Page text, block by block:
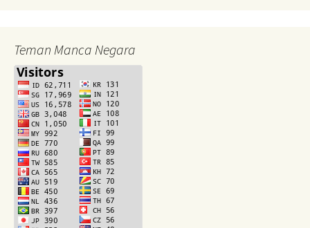
Teman Manca Negara